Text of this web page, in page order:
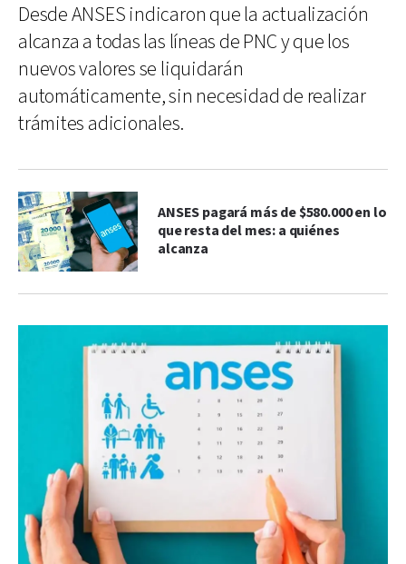
Desde ANSES indicaron que la actualización
alcanza a todas las líneas de PNC y que los
nuevos valores se liquidarán
automáticamente, sin necesidad de realizar
trámites adicionales.
ANSES pagará más de $580.000 en lo
que resta del mes: a quiénes
alcanza